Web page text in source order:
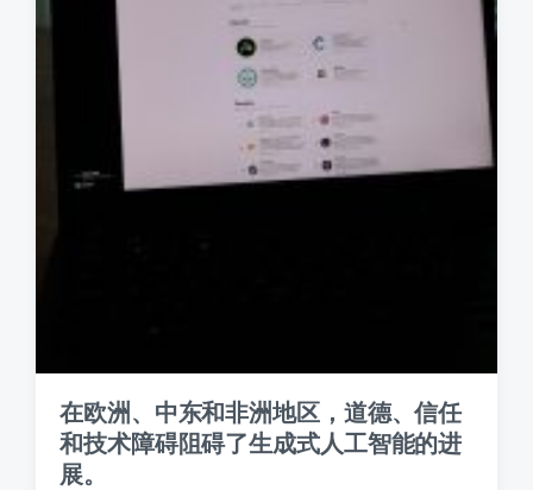
在欧洲、中东和非洲地区，道德、信任
和技术障碍阻碍了生成式人工智能的进
展。